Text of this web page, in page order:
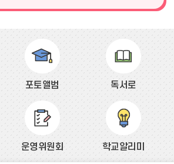
포토앨범 독서로
운영위원회 학교알리미